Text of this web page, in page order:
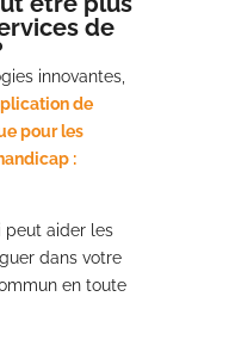
de
innovantes,
de
pour les
:
peut aider les
dans votre
en toute